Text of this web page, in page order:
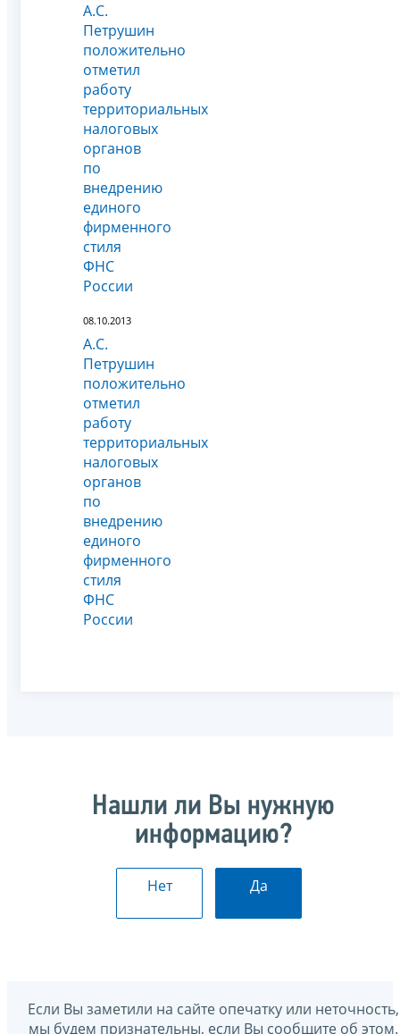
А.С.
Петрушин
положительно
отметил
работу
территориальных
налоговых
органов
по
внедрению
единого
фирменного
стиля
ФНС
России
08.10.2013
А.С.
Петрушин
положительно
отметил
работу
территориальных
налоговых
органов
по
внедрению
единого
фирменного
стиля
ФНС
России
Нашли ли Вы нужную
информацию?
Нет Да
Если Вы заметили на сайте опечатку или неточность,
мы будем признательны, если Вы сообщите об этом.